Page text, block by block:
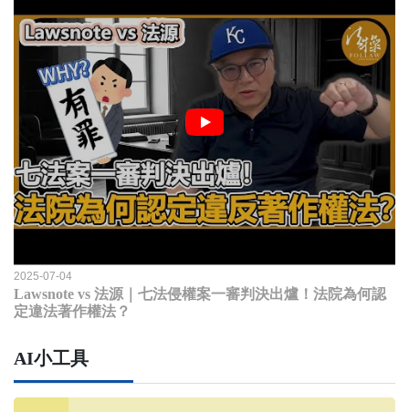
2025-07-04
Lawsnote vs 法源｜七法侵權案一審判決出爐！法院為何認
定違法著作權法？
AI小工具